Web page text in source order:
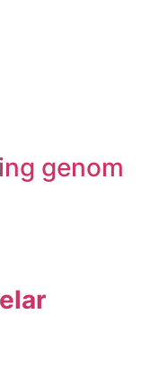
genom